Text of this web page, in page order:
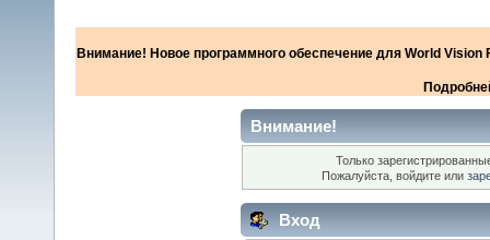
Внимание! Новое программного обеспечение для World
Внимание!
Только
Пожалуйста, войдите или
Вход